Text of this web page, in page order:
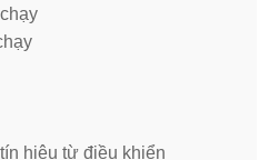
hiệu từ điều khiển